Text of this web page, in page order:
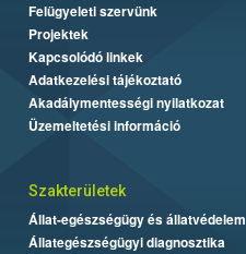
Felügyeleti szervünk
Projektek
Kapcsolódó linkek
Adatkezelési tájékoztató
Akadálymentességi nyilatkozat
Üzemeltetési információ
Szakterületek
Állat-egészségügy és állatvédelem
Állategészségügyi diagnosztika